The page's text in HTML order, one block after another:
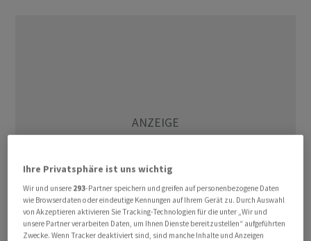
Ihre Privatsphäre ist uns wichtig
Wir und unsere 293-Partner speichern und greifen auf personenbezogene Daten
wie Browserdaten oder eindeutige Kennungen auf Ihrem Gerät zu. Durch Auswahl
von Akzeptieren aktivieren Sie Tracking-Technologien für die unter „Wir und
unsere Partner verarbeiten Daten, um Ihnen Dienste bereitzustellen“ aufgeführten
Zwecke. Wenn Tracker deaktiviert sind, sind manche Inhalte und Anzeigen